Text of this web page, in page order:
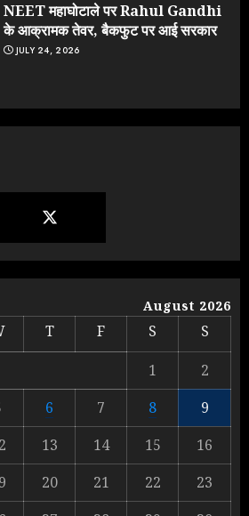
NEET महाघोटाले पर Rahul Gandhi
के आक्रामक तेवर, बैकफुट पर आई सरकार
JULY 24, 2026
Yogi vs Modi: छिड़ गई आर-पार की
लड़ाई, यूपी चुनाव में भाजपा उठाएगी भारी
नुकसान
Yogi Government ने विज्ञापनों पर
उड़ाए करोड़ों, टूट गया मोदी का रिकॉर्ड !
August 2026
T F S
S
1
2
6 7 8
9
13 14 15
16
20 21 22
23